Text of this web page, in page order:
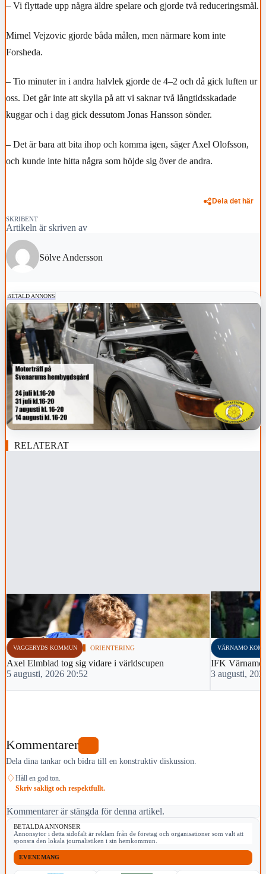
– Vi flyttade upp några äldre spelare och gjorde två reduceringsmål.
Mirnel Vejzovic gjorde båda målen, men närmare kom inte
Forsheda.
– Tio minuter in i andra halvlek gjorde de 4–2 och då gick luften ur
oss. Det går inte att skylla på att vi saknar två långtidsskadade
kuggar och i dag gick dessutom Jonas Hansson sönder.
– Det är bara att bita ihop och komma igen, säger Axel Olofsson,
och kunde inte hitta några som höjde sig över de andra.
Dela det här
SKRIBENT
Artikeln är skriven av
Sölve Andersson
BETALD ANNONS
RELATERAT
VAGGERYDS KOMMUN ORIENTERING
Axel Elmblad tog sig vidare i världscupen
5 augusti, 2026 20:52
VÄRNAMO
IFK Värnamo
3 augusti,
Kommentarer
Dela dina tankar och bidra till en konstruktiv diskussion.
♢ Håll en god ton.
Skriv sakligt och respektfullt.
Kommentarer är stängda för denna artikel.
BETALDA ANNONSER
Annonsytor i detta sidofält är reklam från de företag och organisationer som valt att
sponsra den lokala journalistiken i sin hemkommun.
EVENEMANG